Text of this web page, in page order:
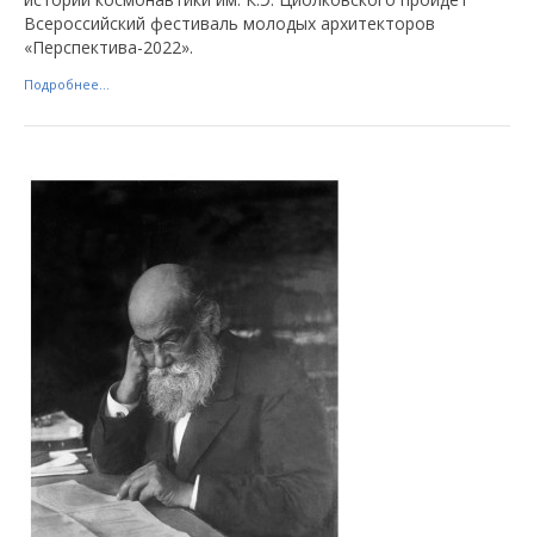
Всероссийский фестиваль молодых архитекторов
«Перспектива-2022».
Подробнее...